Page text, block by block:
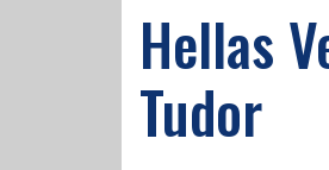
Hellas
Tudor